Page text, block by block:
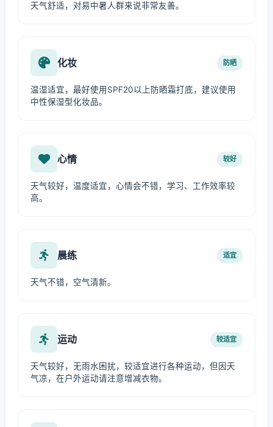
天气舒适，对易中暑人群来说非常友善。
化妆 防晒
温湿适宜，最好使用SPF20以上防晒霜打底，建议使用
中性保湿型化妆品。
心情 较好
天气较好，温度适宜，心情会不错，学习、工作效率较
高。
晨练 适宜
天气不错，空气清新。
运动 较适宜
天气较好，无雨水困扰，较适宜进行各种运动，但因天
气凉，在户外运动请注意增减衣物。